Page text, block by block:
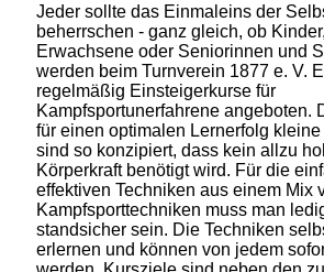
Jeder sollte das Einmaleins der
beherrschen - ganz gleich, ob
Erwachsene oder Seniorinnen und
werden beim Turnverein 1877 e. V.
regelmäßig Einsteigerkurse für
Kampfsportunerfahrene angeboten.
für einen optimalen Lernerfolg
sind so konzipiert, dass kein allzu
Körperkraft benötigt wird. Für die
effektiven Techniken aus einem Mix
Kampfsporttechniken muss man
standsicher sein. Die Techniken
erlernen und können von jedem